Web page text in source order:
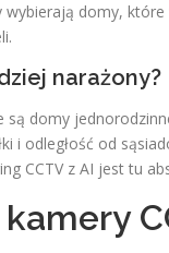
wybierają domy,
narażony?
są domy
i odległość od
CCTV z AI jest tu